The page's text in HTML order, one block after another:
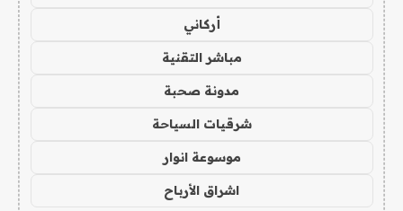
أركاني
مباشر التقنية
مدونة صحبة
شرقيات السياحة
موسوعة انوار
اشراق الأرباح